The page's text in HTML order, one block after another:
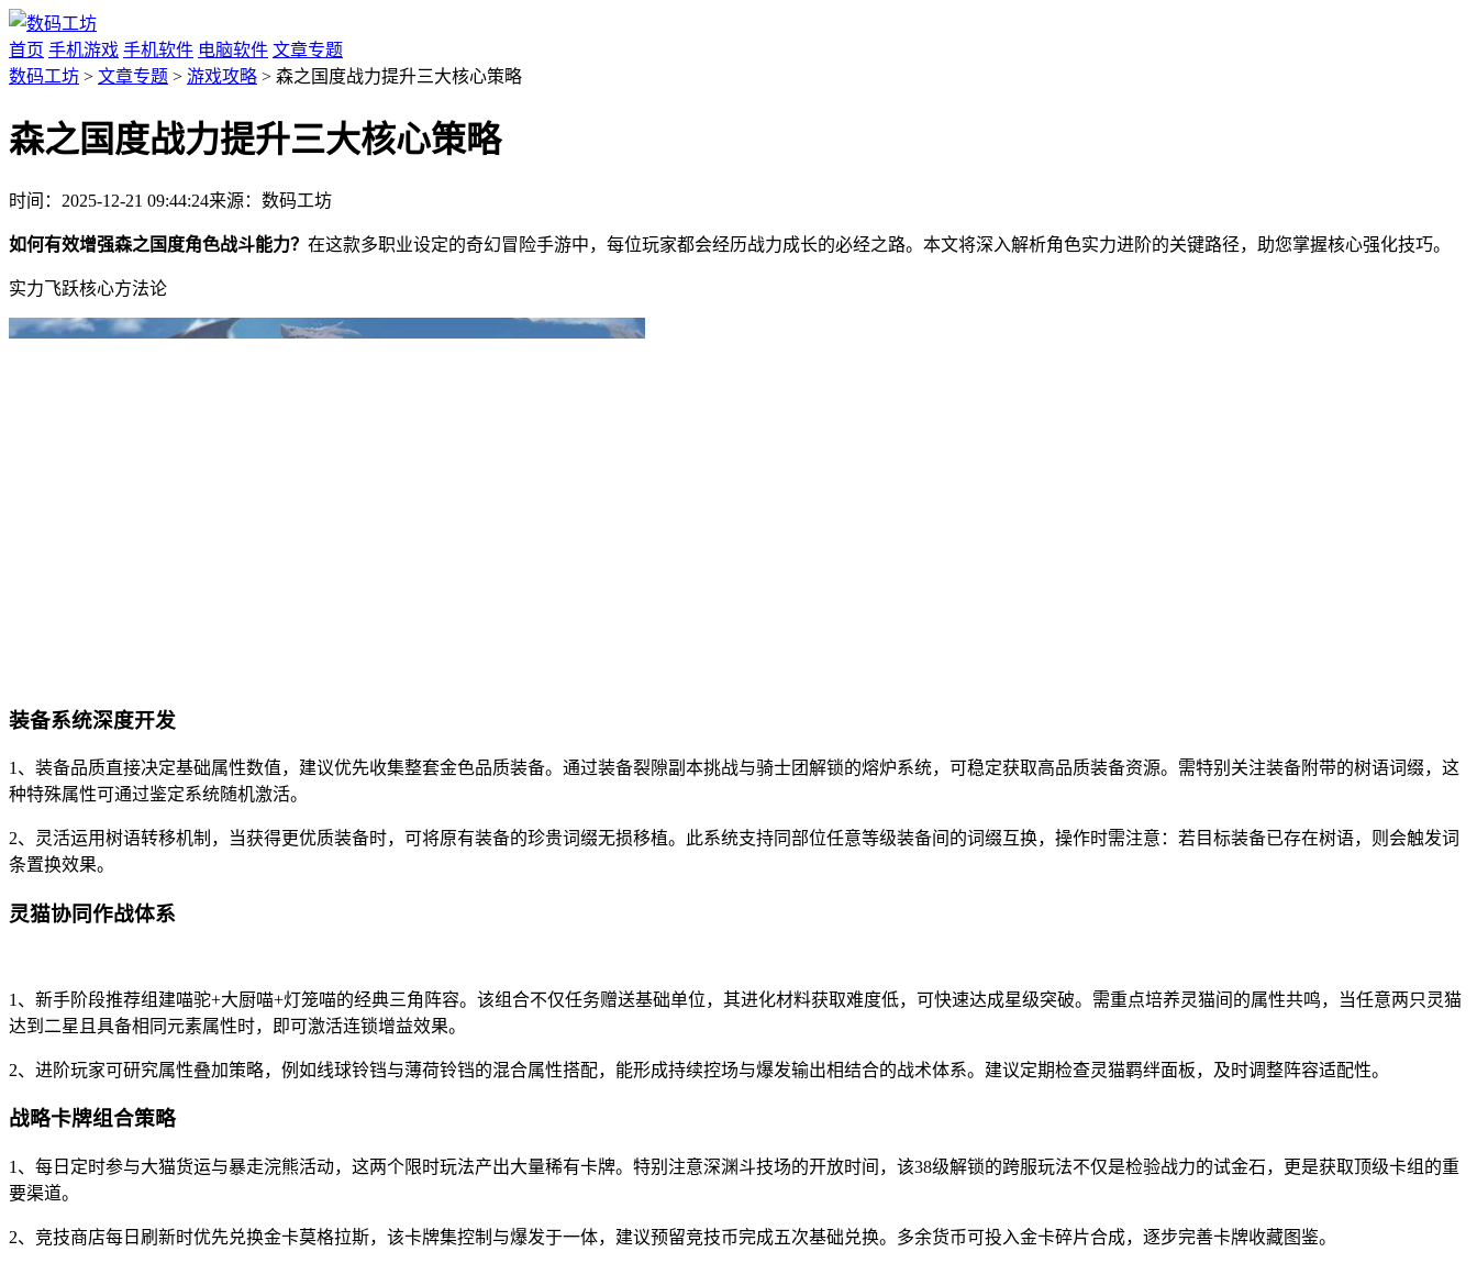
首页 手机游戏 手机软件 电脑软件 文章专题
数码工坊 > 文章专题 > 游戏攻略 > 森之国度战力提升三大核心策略
森之国度战力提升三大核心策略
时间：2025-12-21 09:44:24来源：数码工坊
如何有效增强森之国度角色战斗能力？ 在这款多职业设定的奇幻冒险手游中，每位玩家都会经历战力成长的必经之路。本文将深入解析角色实力进阶的关键路径，助您掌握核心强化技巧。
实力飞跃核心方法论
装备系统深度开发
1、装备品质直接决定基础属性数值，建议优先收集整套金色品质装备。通过装备裂隙副本挑战与骑士团解锁的熔炉系统，可稳定获取高品质装备资源。需特别关注装备附带的树语词缀，这
种特殊属性可通过鉴定系统随机激活。
2、灵活运用树语转移机制，当获得更优质装备时，可将原有装备的珍贵词缀无损移植。此系统支持同部位任意等级装备间的词缀互换，操作时需注意：若目标装备已存在树语，则会触发词
条置换效果。
灵猫协同作战体系
1、新手阶段推荐组建喵驼+大厨喵+灯笼喵的经典三角阵容。该组合不仅任务赠送基础单位，其进化材料获取难度低，可快速达成星级突破。需重点培养灵猫间的属性共鸣，当任意两只灵猫
达到二星且具备相同元素属性时，即可激活连锁增益效果。
2、进阶玩家可研究属性叠加策略，例如线球铃铛与薄荷铃铛的混合属性搭配，能形成持续控场与爆发输出相结合的战术体系。建议定期检查灵猫羁绊面板，及时调整阵容适配性。
战略卡牌组合策略
1、每日定时参与大猫货运与暴走浣熊活动，这两个限时玩法产出大量稀有卡牌。特别注意深渊斗技场的开放时间，该38级解锁的跨服玩法不仅是检验战力的试金石，更是获取顶级卡组的重
要渠道。
2、竞技商店每日刷新时优先兑换金卡莫格拉斯，该卡牌集控制与爆发于一体，建议预留竞技币完成五次基础兑换。多余货币可投入金卡碎片合成，逐步完善卡牌收藏图鉴。